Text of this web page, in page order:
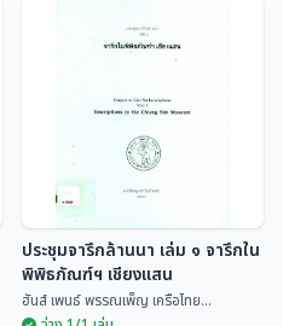
รายงานการขุดค้น ขุดแต่ง และ
บูรณะ วัดเจดีย์หลวง อำเภอ
ประชุมจารึกล้านนา เล่ม ๑ จารึกใน
พิพิธภัณฑ์ฯ เชียงแสน
ฮันส์ เพนธ์ พรรณเพ็ญ เครือไทย...